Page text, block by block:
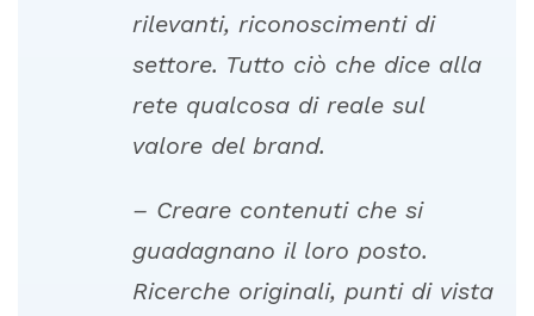
rilevanti, riconoscimenti di
settore. Tutto ciò che dice alla
rete qualcosa di reale sul
valore del brand.
– Creare contenuti che si
guadagnano il loro posto.
Ricerche originali, punti di vista